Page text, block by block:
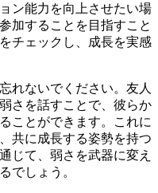
ン能力を向上させたい場
加することを目指すこと
チェックし、成長を実感
れないでください。友人
さを話すことで、彼らか
ことができます。これに
共に成長する姿勢を持つ
じて、弱さを武器に変え
でしょう。